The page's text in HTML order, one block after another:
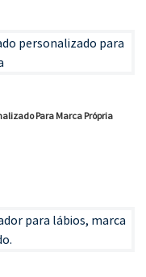
Para Marca Própria